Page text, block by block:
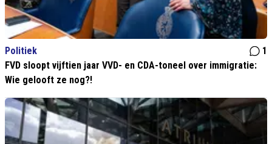
Politiek
1
FVD sloopt vijftien jaar VVD- en CDA-toneel over immigratie:
Wie gelooft ze nog?!